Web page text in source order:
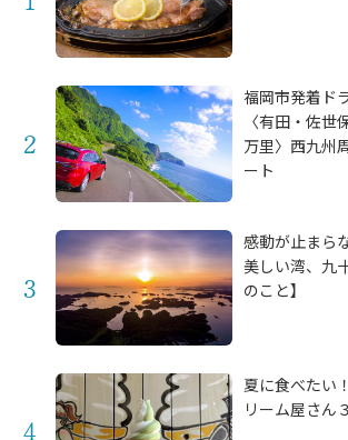
福岡市発着ド
〈有田・佐世
万里〉西九州
ート
感動が止まら
美しい湾、九
のこと】
夏に食べたい
リーム屋さん